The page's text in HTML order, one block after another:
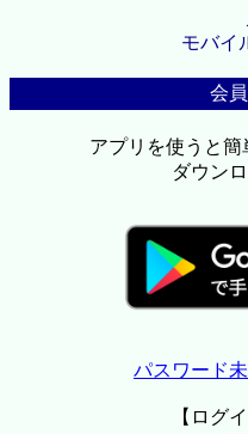
モバイ
会
アプリを使うと
ダウン
パスワード
【ログ